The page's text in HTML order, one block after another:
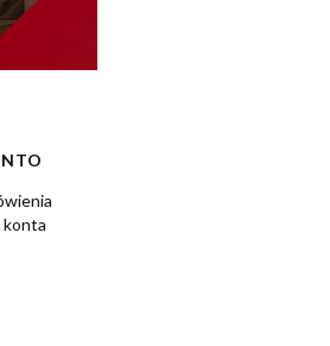
konta